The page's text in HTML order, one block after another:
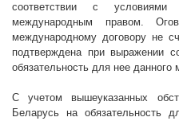
соответствии с
международным правом.
международному договору не
подтверждена при выражении
обязательность для нее данного
С учетом вышеуказанных
Беларусь на обязательность